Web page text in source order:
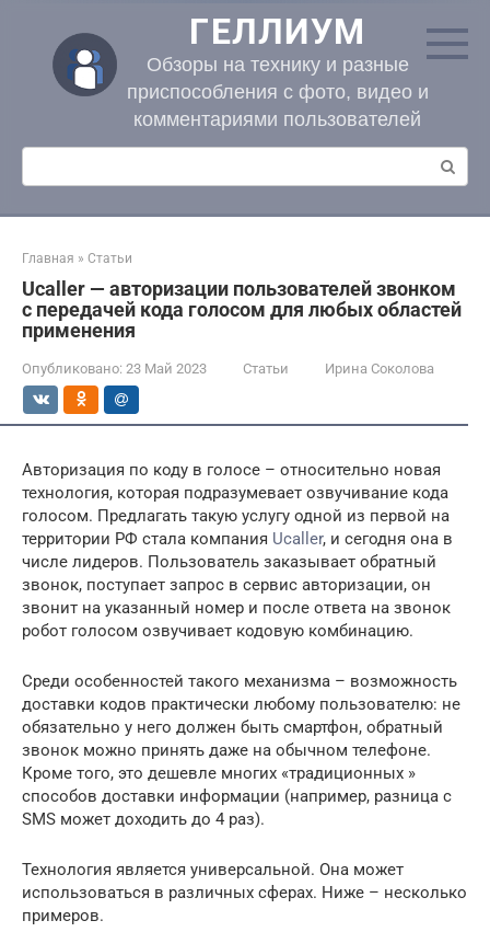
контенту
ГЕЛЛИУМ
Обзоры на технику и разные
приспособления с фото, видео и
комментариями пользователей
Поиск:
Главная » Статьи
Ucaller — авторизации пользователей звонком
с передачей кода голосом для любых областей
применения
Опубликовано: 23 Май 2023 Статьи Ирина Соколова
Авторизация по коду в голосе – относительно новая
технология, которая подразумевает озвучивание кода
голосом. Предлагать такую услугу одной из первой на
территории РФ стала компания Ucaller, и сегодня она в
числе лидеров. Пользователь заказывает обратный
звонок, поступает запрос в сервис авторизации, он
звонит на указанный номер и после ответа на звонок
робот голосом озвучивает кодовую комбинацию.
Среди особенностей такого механизма – возможность
доставки кодов практически любому пользователю: не
обязательно у него должен быть смартфон, обратный
звонок можно принять даже на обычном телефоне.
Кроме того, это дешевле многих «традиционных »
способов доставки информации (например, разница с
SMS может доходить до 4 раз).
Технология является универсальной. Она может
использоваться в различных сферах. Ниже – несколько
примеров.